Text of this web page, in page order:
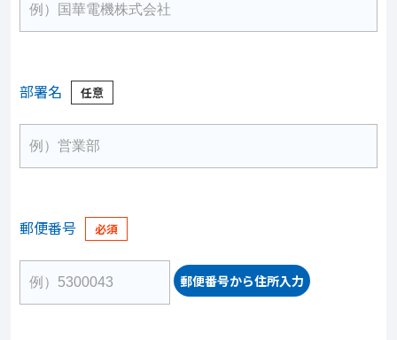
部署名
郵便番号
郵便番号から住所入力